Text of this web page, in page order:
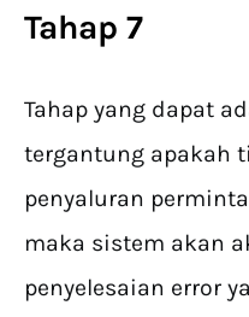
Tahap 7
Tahap yang dapat
tergantung apakah
penyaluran
maka sistem akan
penyelesaian error